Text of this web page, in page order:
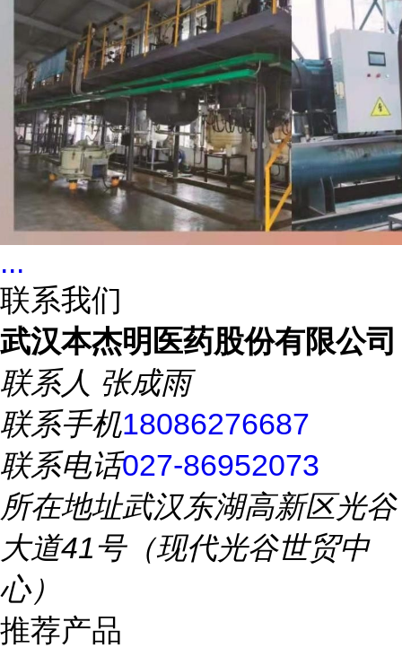
...
联系我们
武汉本杰明医药股份有限公司
联系人 张成雨
联系手机18086276687
联系电话027-86952073
所在地址武汉东湖高新区光谷
大道41号（现代光谷世贸中
心）
推荐产品